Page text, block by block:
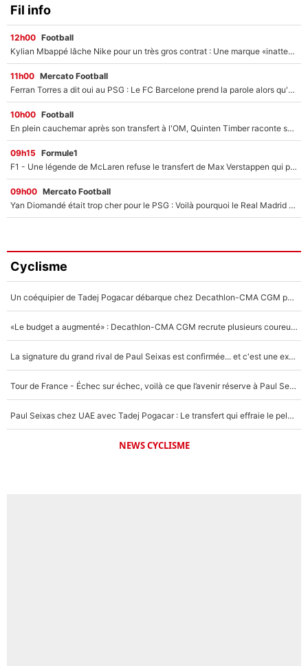
Fil info
12h00 Football
Kylian Mbappé lâche Nike pour un très gros contrat : Une marque «inattendue» va frapper très fort
11h00 Mercato Football
Ferran Torres a dit oui au PSG : Le FC Barcelone prend la parole alors qu'un transfert de l'attaquant espagnol prend forme
10h00 Football
En plein cauchemar après son transfert à l'OM, Quinten Timber raconte ses doutes après sa signature à Marseille
09h15 Formule1
F1 - Une légende de McLaren refuse le transfert de Max Verstappen qui pourrait «faire des vagues» et plomber l'ambiance dans l'équipe
09h00 Mercato Football
Yan Diomandé était trop cher pour le PSG : Voilà pourquoi le Real Madrid a accepté de payer la somme record de 140M€ pour boucler son transfert !
Cyclisme
Un coéquipier de Tadej Pogacar débarque chez Decathlon-CMA CGM pour épauler Paul Seixas : «Mes meilleures années sont à venir»
«Le budget a augmenté» : Decathlon-CMA CGM recrute plusieurs coureurs pour offrir à Paul Seixas une équipe pour gagner le Tour de France 2027
La signature du grand rival de Paul Seixas est confirmée... et c'est une excellente nouvelle pour l'équipe Decathlon-CMA CGM !
Tour de France - Échec sur échec, voilà ce que l’avenir réserve à Paul Seixas : «Tant qu’il y aura un Pogacar comme celui-là...»
Paul Seixas chez UAE avec Tadej Pogacar : Le transfert qui effraie le peloton, «c’est la pire des choses qui puisse arriver»
NEWS CYCLISME